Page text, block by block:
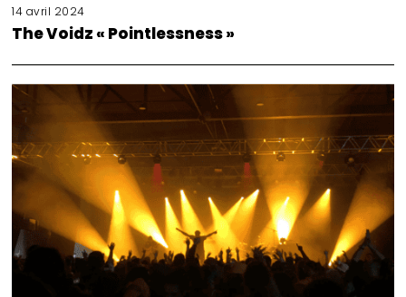
14 avril 2024
The Voidz « Pointlessness »